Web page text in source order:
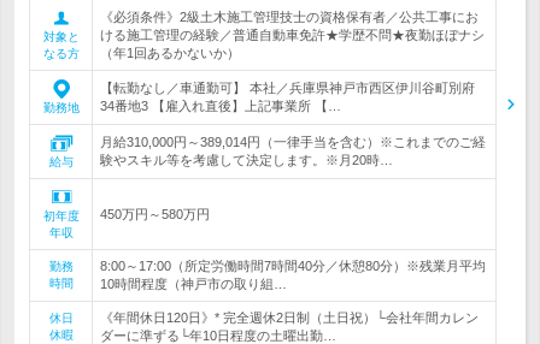
対象と
なる方
《必須条件》2級土木施工管理技士の資格保有者／公共工事にお
ける施工管理の経験／普通自動車免許★学歴不問★夜勤ほぼナシ
（年1回あるかないか）
勤務地
【転勤なし／車通勤可】 本社／兵庫県神戸市西区伊川谷町別府
34番地3 【雇入れ直後】上記事業所 【…
給与
月給310,000円～389,014円（一律手当を含む）※これまでのご経
験やスキル等を考慮して決定します。※月20時…
初年度
年収
450万円～580万円
勤務
時間
8:00～17:00（所定労働時間7時間40分／休憩80分）※残業月平均
10時間程度（神戸市の取り組…
休日
休暇
《年間休日120日》* 完全週休2日制（土日祝）└会社年間カレン
ダーに準ずる└年10日程度の土曜出勤…